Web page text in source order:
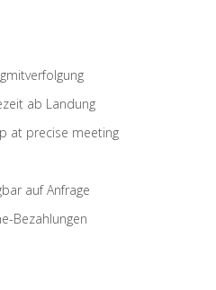
ab Landung
at precise meeting
auf Anfrage
Bezahlungen